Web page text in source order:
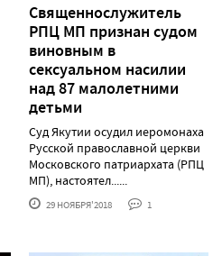
Священнослужитель
РПЦ МП признан судом
виновным в
сексуальном насилии
над 87 малолетними
детьми
Суд Якутии осудил иеромонаха
Русской православной церкви
Московского патриархата (РПЦ
МП), настоятел......
29 НОЯБРЯ'2018 1